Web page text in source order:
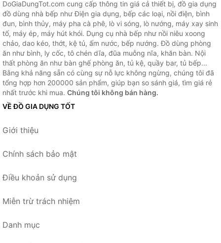
DoGiaDungTot.com cung cấp thông tin giá cả thiết bị, đồ gia dụng
đồ dùng nhà bếp như Điện gia dụng, bếp các loại, nồi điện, bình
đun, bình thủy, máy pha cà phê, lò vi sóng, lò nướng, máy xay sinh
tố, máy ép, máy hút khói. Dụng cụ nhà bếp như nồi niêu xoong
chảo, dao kéo, thớt, kệ tủ, ấm nước, bếp nướng. Đồ dùng phòng
ăn như bình, ly cốc, tô chén dĩa, đũa muỗng nĩa, khăn bàn. Nội
thất phòng ăn như bàn ghế phòng ăn, tủ kệ, quầy bar, tủ bếp...
Bằng khả năng sẵn có cùng sự nỗ lực không ngừng, chúng tôi đã
tổng hợp hơn 200000 sản phẩm, giúp bạn so sánh giá, tìm giá rẻ
nhất trước khi mua. Chúng tôi không bán hàng.
VỀ ĐỒ GIA DỤNG TỐT
Giới thiệu
Chính sách bảo mật
Điều khoản sử dụng
Miễn trừ trách nhiệm
Danh mục